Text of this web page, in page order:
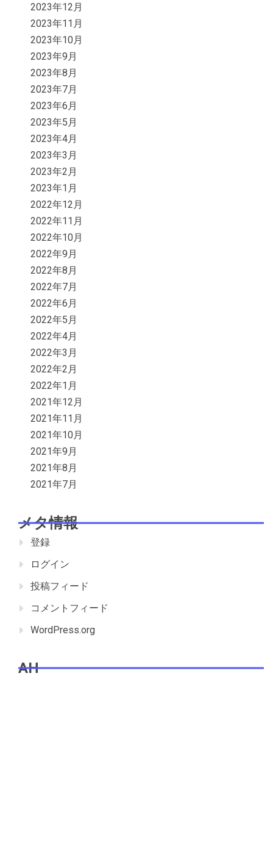
2023年12月
2023年11月
2023年10月
2023年9月
2023年8月
2023年7月
2023年6月
2023年5月
2023年4月
2023年3月
2023年2月
2023年1月
2022年12月
2022年11月
2022年10月
2022年9月
2022年8月
2022年7月
2022年6月
2022年5月
2022年4月
2022年3月
2022年2月
2022年1月
2021年12月
2021年11月
2021年10月
2021年9月
2021年8月
2021年7月
メタ情報
登録
ログイン
投稿フィード
コメントフィード
WordPress.org
AH